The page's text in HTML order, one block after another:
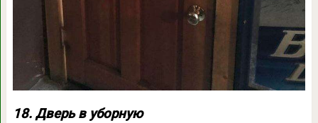
18. Дверь в уборную